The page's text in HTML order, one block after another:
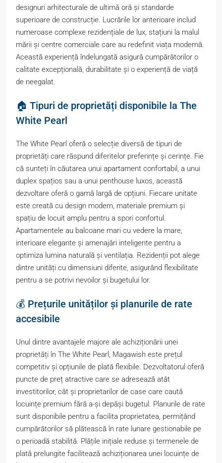
designuri arhitecturale de ultimă oră și standarde
superioare de construcție. Lucrările lor anterioare includ
numeroase complexe rezidențiale de lux, stațiuni la malul
mării și centre comerciale care au redefinit viața modernă.
Această experiență îndelungată asigură cumpărătorilor o
calitate excepțională, durabilitate și o experiență de viață
de neegalat.
🏠 Tipuri de proprietăți disponibile la The
White Pearl
The White Pearl oferă o selecție diversă de tipuri de
proprietăți care răspund diferitelor preferințe și cerințe. Fie
că sunteți în căutarea unui apartament confortabil, a unui
duplex spațios sau a unui penthouse luxos, această
dezvoltare oferă o gamă largă de opțiuni. Fiecare unitate
este creată cu design modern, materiale premium și
spațiu de locuit amplu pentru a spori confortul.
Apartamentele au balcoane mari cu vedere la mare,
interioare elegante și amenajări inteligente pentru a
optimiza lumina naturală și ventilația. Rezidenții pot alege
dintre unități cu dimensiuni diferite, asigurând flexibilitate
pentru a se potrivi nevoilor și bugetului lor.
💰 Prețurile unităților și planurile de rate
accesibile
Unul dintre avantajele majore ale achiziționării unei
proprietăți în The White Pearl, Magawish este prețul
competitiv și opțiunile de plată flexibile. Dezvoltatorul oferă
puncte de preț atractive care se adresează atât
investitorilor, cât și proprietarilor de case care caută
locuințe premium fără a-și depăși bugetul. Planurile de rate
sunt disponibile pentru a facilita proprietatea, permițând
cumpărătorilor să plătească în rate lunare gestionabile pe
o perioadă stabilită. Plățile inițiale reduse și termenele de
plată prelungite facilitează achiziționarea unei locuințe de